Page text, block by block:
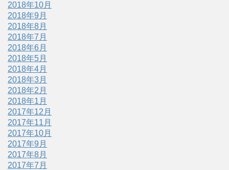
2018年10月
2018年9月
2018年8月
2018年7月
2018年6月
2018年5月
2018年4月
2018年3月
2018年2月
2018年1月
2017年12月
2017年11月
2017年10月
2017年9月
2017年8月
2017年7月